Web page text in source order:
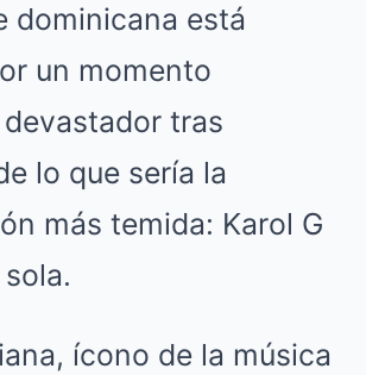
dominicana está
un momento
tras
lo que sería la
más temida: Karol G
ícono de la música